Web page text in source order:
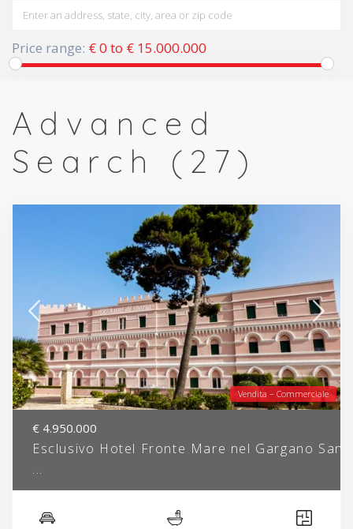
Price range: € 0 to € 15.000.000
Advanced
Search (27)
Vendita – Commerciale
€ 4.950.000
Esclusivo Hotel Fronte Mare nel Gargano San
...